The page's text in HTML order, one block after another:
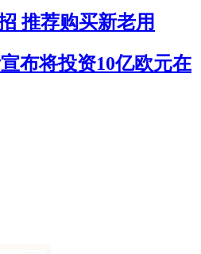
推荐购买新老用
布将投资10亿欧元在